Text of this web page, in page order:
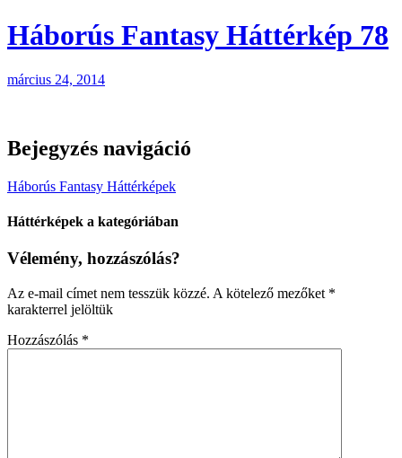
Háborús Fantasy Háttérkép 78
március 24, 2014
Bejegyzés navigáció
Háborús Fantasy Háttérképek
Háttérképek a kategóriában
Vélemény, hozzászólás?
Az e-mail címet nem tesszük közzé. A kötelező mezőket *
karakterrel jelöltük
Hozzászólás *